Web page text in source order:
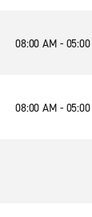
08:00 AM -
08:00 AM -